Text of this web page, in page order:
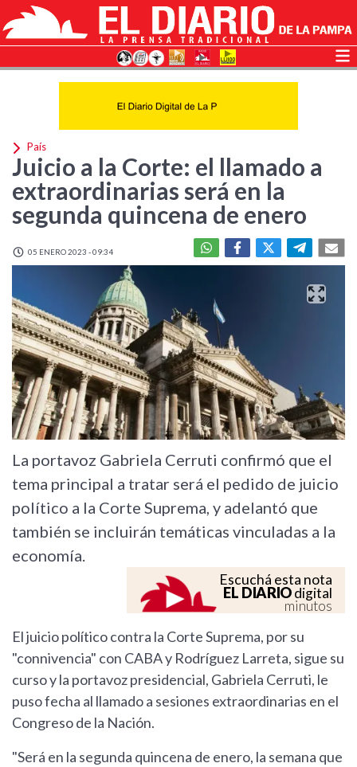
País
Juicio a la Corte: el llamado a
extraordinarias será en la
segunda quincena de enero
05 ENERO 2023 - 09:34
La portavoz Gabriela Cerruti confirmó que el
tema principal a tratar será el pedido de juicio
político a la Corte Suprema, y adelantó que
también se incluirán temáticas vinculadas a la
economía.
Escuchá esta nota
EL DIARIOdigital
minutos
El juicio político contra la Corte Suprema, por su
"connivencia" con CABA y Rodríguez Larreta, sigue su
curso y la portavoz presidencial, Gabriela Cerruti, le
puso fecha al llamado a sesiones extraordinarias en el
Congreso de la Nación.
"Será en la segunda quincena de enero, la semana que